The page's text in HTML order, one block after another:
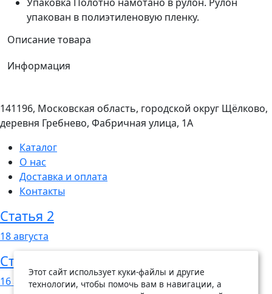
упакован в полиэтиленовую пленку.
Описание товара
Информация
141196, Московская область, городской округ Щёлково,
деревня Гребнево, Фабричная улица, 1А
Каталог
О нас
Доставка и оплата
Контакты
Статья 2
18августа
Статья 1
16 августа
Этот сайт использует куки-файлы и другие
технологии, чтобы помочь вам в навигации, а